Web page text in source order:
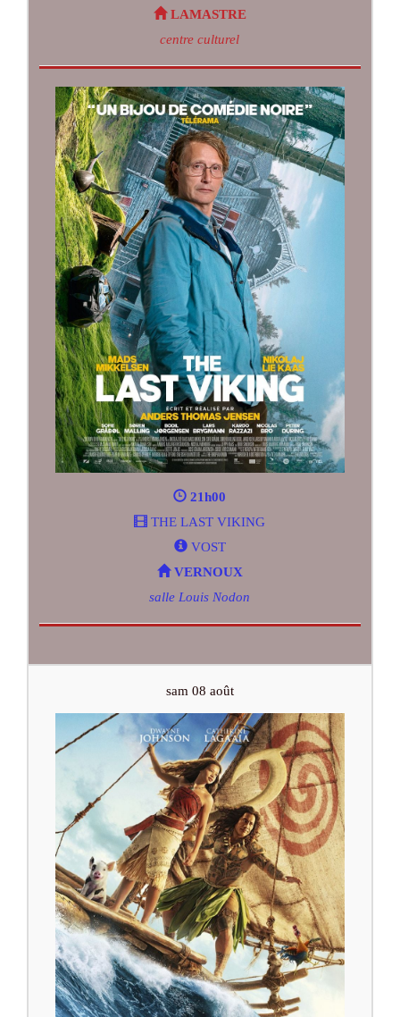
LAMASTRE
centre culturel
21h00
THE LAST VIKING
VOST
VERNOUX
salle Louis Nodon
sam 08 août